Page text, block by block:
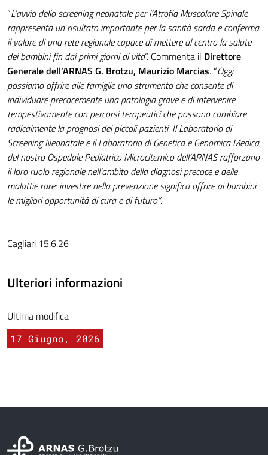
“L’avvio dello screening neonatale per l’Atrofia Muscolare Spinale
rappresenta un risultato importante per la sanità sarda e conferma
il valore di una rete regionale capace di mettere al centro la salute
dei bambini fin dai primi giorni di vita“. Commenta il Direttore
Generale dell’ARNAS G. Brotzu, Maurizio Marcias. “Oggi
possiamo offrire alle famiglie uno strumento che consente di
individuare precocemente una patologia grave e di intervenire
tempestivamente con percorsi terapeutici che possono cambiare
radicalmente la prognosi dei piccoli pazienti. Il Laboratorio di
Screening Neonatale e il Laboratorio di Genetica e Genomica Medica
del nostro Ospedale Pediatrico Microcitemico dell’ARNAS rafforzano
il loro ruolo regionale nell’ambito della diagnosi precoce e delle
malattie rare: investire nella prevenzione significa offrire ai bambini
le migliori opportunità di cura e di futuro”.
Cagliari 15.6.26
Ulteriori informazioni
Ultima modifica
17 Giugno, 2026